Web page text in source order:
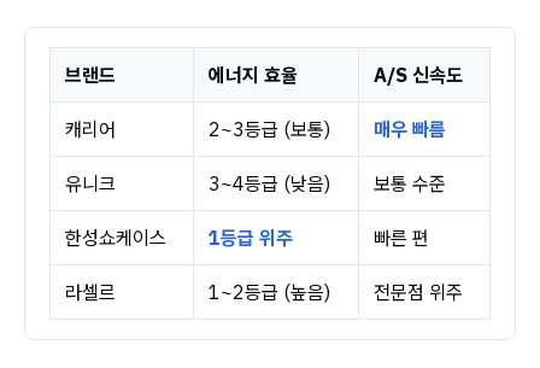
브랜드 에너지 효율 A/S 신속도
캐리어 2~3등급 (보통) 매우 빠름
유니크 3~4등급 (낮음) 보통 수준
한성쇼케이스 1등급 위주 빠른 편
라셀르 1~2등급 (높음) 전문점 위주